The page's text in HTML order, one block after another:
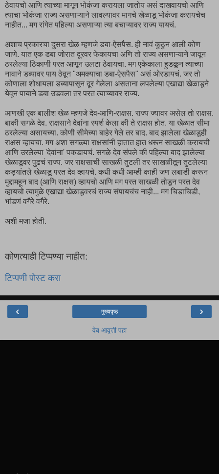
ठेवायचो आणि त्याच्या मागून भोकंजा करायला जातोय असं दाखवायचो आणि
त्याचा भोकंजा राज्य असणाऱ्याने लावल्यावर मागचे खेळाडू भोकंजा करायचेच
नाहीत... मग रांगेत पहिल्या असणाऱ्या त्या बचाऱ्यावर राज्य यायचं.
अशाच प्रकारचा दुसरा खेळ म्हणजे डबा-ऐसपैस. ही नावं कुठुन आली कोण
जाणे. यात एक डबा जोरात दूरवर फेकायचा अणि तो राज्य असणाऱ्याने जावून
ठरलेल्या ठिकाणी परत आणून उलटा ठेवायचा. मग एकेकाला हुडकून त्याच्या
नावाने डब्यावर पाय ठेवून "अमक्याचा डबा-ऐसपैस" असं ओरडायचं. जर तो
कोणाला शोधायला डब्यापासून दूर गेलेला असताना लपलेल्या एखाद्या खेळाडूने
येवून पायाने डबा उडवला तर परत त्याच्यावर राज्य.
आणखी एक बालीश खेळ म्हणजे देव-आणि-राक्षस. राज्य ज्यावर असेल तो राक्षस.
बाकी सगळे देव. राक्षसाने देवांना स्पर्श केला की ते राक्षस होत. या खेळात सीमा
ठरलेल्या असायच्या. कोणी सीमेच्या बाहेर गेले तर बाद. बाद झालेला खेळाडूही
राक्षस व्हायचा. मग अशा सगळ्या राक्षसांनी हातात हात धरून साखळी करायची
आणि उरलेल्या 'देवांना' पकडायचं. सगळे देव संपले की पहिल्या बाद झालेल्या
खेळाडूवर पुढचं राज्य. जर राक्षसाची साखळी तुटली तर साखळीतून तुटलेल्या
कड्यांतले खेळाडू परत देव व्हायचे. कधी कधी आम्ही काही जण लबाडी करून
मुद्दामहून बाद (आणि राक्षस) व्हायचो आणि मग परत साखळी तोडून परत देव
व्हायचो त्यामुळे एखाद्या खेळाडूवरचं राज्य संपायचंच नाही... मग चिडाचिडी,
भांडणं वगैरे वगैरे.
अशी मजा होती.
कोणत्याही टिप्पण्‍या नाहीत:
टिप्पणी पोस्ट करा
‹ ›
मुख्यपृष्ठ
वेब आवृत्ती पहा